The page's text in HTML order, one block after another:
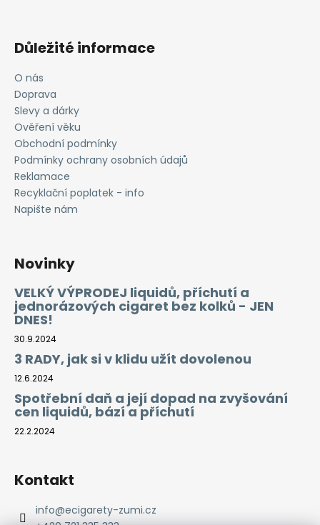
Důležité informace
O nás
Doprava
Slevy a dárky
Ověření věku
Obchodní podmínky
Podmínky ochrany osobních údajů
Reklamace
Recyklační poplatek - info
Napište nám
Novinky
VELKÝ VÝPRODEJ liquidů, příchutí a
jednorázových cigaret bez kolků - JEN
DNES!
30.9.2024
3 RADY, jak si v klidu užít dovolenou
12.6.2024
Spotřební daň a její dopad na zvyšování
cen liquidů, bází a příchutí
22.2.2024
Kontakt
info@ecigarety-zumi.cz